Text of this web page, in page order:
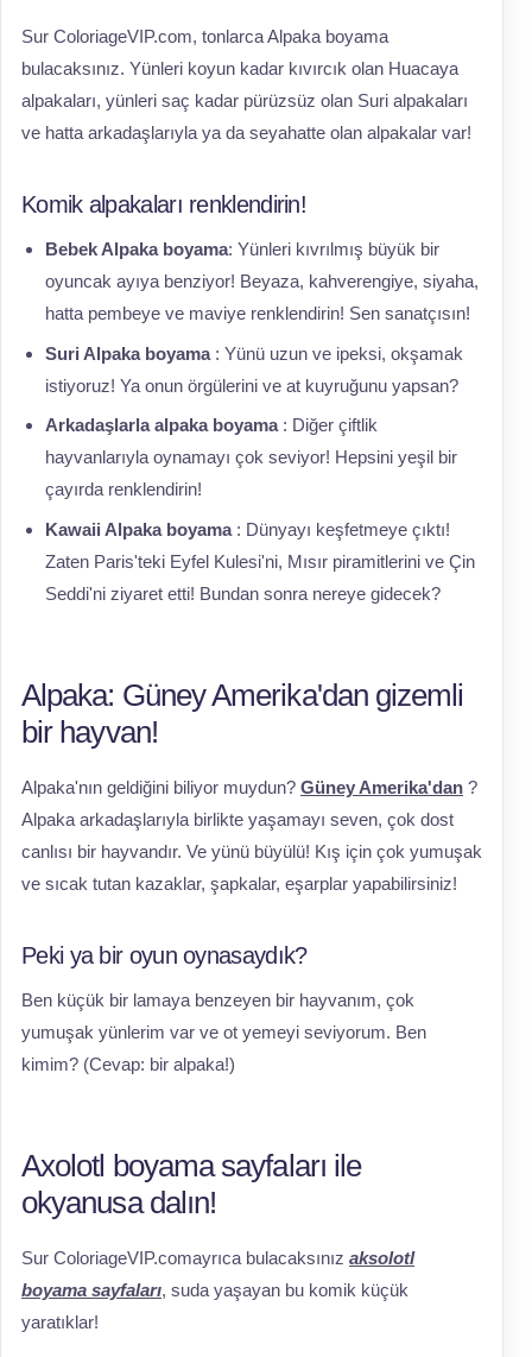
Sur ColoriageVIP.com, tonlarca Alpaka boyama
bulacaksınız. Yünleri koyun kadar kıvırcık olan Huacaya
alpakaları, yünleri saç kadar pürüzsüz olan Suri alpakaları
ve hatta arkadaşlarıyla ya da seyahatte olan alpakalar var!
Komik alpakaları renklendirin!
Bebek Alpaka boyama: Yünleri kıvrılmış büyük bir
oyuncak ayıya benziyor! Beyaza, kahverengiye, siyaha,
hatta pembeye ve maviye renklendirin! Sen sanatçısın!
Suri Alpaka boyama: Yünü uzun ve ipeksi, okşamak
istiyoruz! Ya onun örgülerini ve at kuyruğunu yapsan?
Arkadaşlarla alpaka boyama: Diğer çiftlik
hayvanlarıyla oynamayı çok seviyor! Hepsini yeşil bir
çayırda renklendirin!
Kawaii Alpaka boyama: Dünyayı keşfetmeye çıktı!
Zaten Paris'teki Eyfel Kulesi'ni, Mısır piramitlerini ve Çin
Seddi'ni ziyaret etti! Bundan sonra nereye gidecek?
Alpaka: Güney Amerika'dan gizemli
bir hayvan!
Alpaka'nın geldiğini biliyor muydun? Güney Amerika'dan ?
Alpaka arkadaşlarıyla birlikte yaşamayı seven, çok dost
canlısı bir hayvandır. Ve yünü büyülü! Kış için çok yumuşak
ve sıcak tutan kazaklar, şapkalar, eşarplar yapabilirsiniz!
Peki ya bir oyun oynasaydık?
Ben küçük bir lamaya benzeyen bir hayvanım, çok
yumuşak yünlerim var ve ot yemeyi seviyorum. Ben
kimim? (Cevap: bir alpaka!)
Axolotl boyama sayfaları ile
okyanusa dalın!
Sur ColoriageVIP.comayrıca bulacaksınız aksolotl
boyama sayfaları, suda yaşayan bu komik küçük
yaratıklar!